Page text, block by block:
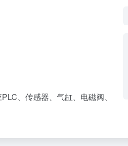
、传感器、气缸、电磁阀、